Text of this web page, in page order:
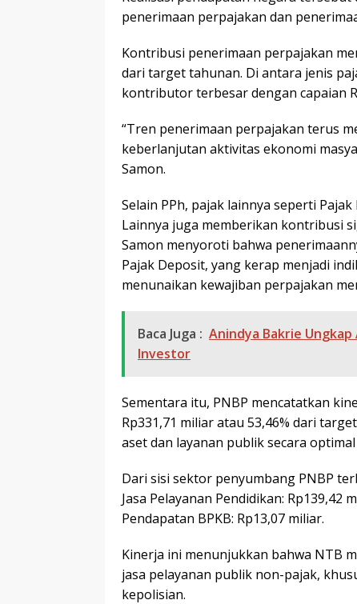
penerimaan perpajakan dan
Kontribusi penerimaan perpajakan
dari target tahunan. Di antara jenis
kontributor terbesar dengan capaian
“Tren penerimaan perpajakan terus
keberlanjutan aktivitas ekonomi
Samon.
Selain PPh, pajak lainnya seperti
Lainnya juga memberikan kontribusi
Samon menyoroti bahwa
Pajak Deposit, yang kerap menjadi
menunaikan kewajiban perpajakan
Baca Juga : Anindya Bakrie Ungkap
Investor
Sementara itu, PNBP mencatatkan
Rp331,71 miliar atau 53,46% dari
aset dan layanan publik secara
Dari sisi sektor penyumbang PNBP
Jasa Pelayanan Pendidikan: Rp139,42
Pendapatan BPKB: Rp13,07 miliar.
Kinerja ini menunjukkan bahwa NTB
jasa pelayanan publik non-pajak,
kepolisian.